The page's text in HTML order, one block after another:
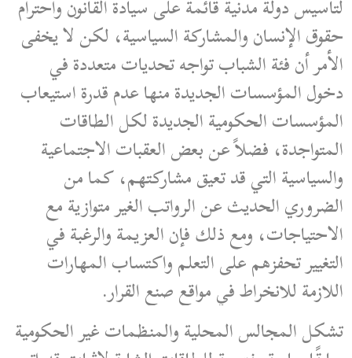
لتأسيس دولة مدنية قائمة على سيادة القانون واحترام
حقوق الإنسان والمشاركة السياسية، لكن لا يخفى
الأمر أن فئة الشباب تواجه تحديات متعددة في
دخول المؤسسات الجديدة منها عدم قدرة استيعاب
المؤسسات الحكومية الجديدة لكل الطاقات
المتواجدة، فضلاً عن بعض العقبات الاجتماعية
والسياسية التي قد تعيق مشاركتهم، كما من
الضروري الحديث عن الرواتب الغير متوازية مع
الاحتياجات، ومع ذلك فإن العزيمة والرغبة في
التغيير تحفزهم على التعلم واكتساب المهارات
اللازمة للانخراط في مواقع صنع القرار.
تشكل المجالس المحلية والمنظمات غير الحكومية